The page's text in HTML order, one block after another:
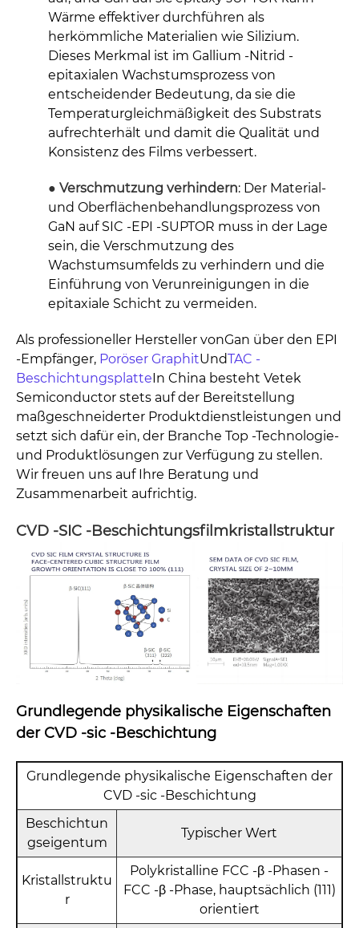
Wärme effektiver durchführen als
herkömmliche Materialien wie Silizium.
Dieses Merkmal ist im Gallium -Nitrid -
epitaxialen Wachstumsprozess von
entscheidender Bedeutung, da sie die
Temperaturgleichmäßigkeit des Substrats
aufrechterhält und damit die Qualität und
Konsistenz des Films verbessert.
● Verschmutzung verhindern: Der Material-
und Oberflächenbehandlungsprozess von
GaN auf SIC -EPI -SUPTOR muss in der Lage
sein, die Verschmutzung des
Wachstumsumfelds zu verhindern und die
Einführung von Verunreinigungen in die
epitaxiale Schicht zu vermeiden.
Als professioneller Hersteller vonGan über den EPI
-Empfänger, Poröser GraphitUndTAC -
Beschichtungsplatte In China besteht Vetek
Semiconductor stets auf der Bereitstellung
maßgeschneiderter Produktdienstleistungen und
setzt sich dafür ein, der Branche Top -Technologie-
und Produktlösungen zur Verfügung zu stellen.
Wir freuen uns auf Ihre Beratung und
Zusammenarbeit aufrichtig.
CVD -SIC -Beschichtungsfilmkristallstruktur
Grundlegende physikalische Eigenschaften
der CVD -sic -Beschichtung
Grundlegende physikalische Eigenschaften der
CVD -sic -Beschichtung
Beschichtun
gseigentum
Typischer Wert
Kristallstruktu
r
Polykristalline FCC -β -Phasen -
FCC -β -Phase, hauptsächlich (111)
orientiert